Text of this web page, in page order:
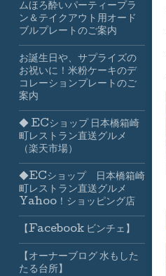
ムほろ酔いパーティープラ
ン＆テイクアウト用オード
ブルプレートのご案内
お誕生日や、サプライズの
お祝いに！米粉ケーキのデ
コレーションプレートのご
案内
◆ ECショップ 日本橋箱崎
町レストラン直送グルメ
（楽天市場）
◆ECショップ 日本橋箱崎
町レストラン直送グルメ
Yahoo！ショッピング店
【Facebook ビンチェ】
【オーナーブログ 水もした
たる台所】